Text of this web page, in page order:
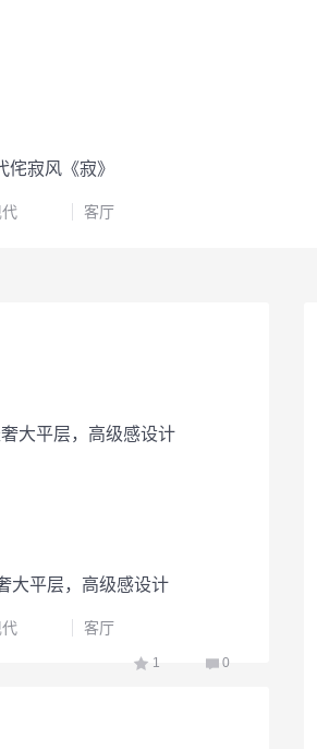
寂风《寂》
客厅
大平层，高级感设计
客厅
1 0